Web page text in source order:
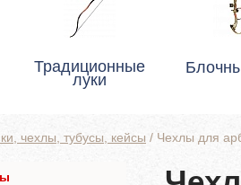
Традиционные
луки
чехлы, тубусы, кейсы / Чехлы для